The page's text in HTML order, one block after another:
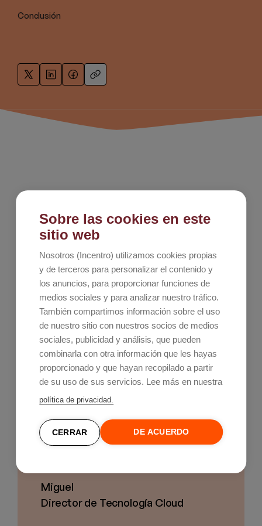
Conclusión
¿Necesitas asesoramiento
Miguel
Director de Tecnología Cloud
Sobre las cookies en este
sitio web
Nosotros (Incentro) utilizamos cookies propias
y de terceros para personalizar el contenido y
los anuncios, para proporcionar funciones de
medios sociales y para analizar nuestro tráfico.
También compartimos información sobre el uso
de nuestro sitio con nuestros socios de medios
sociales, publicidad y análisis, que pueden
combinarla con otra información que les hayas
proporcionado y que hayan recopilado a partir
de su uso de sus servicios. Lee más en nuestra
política de privacidad.
CERRAR DE ACUERDO